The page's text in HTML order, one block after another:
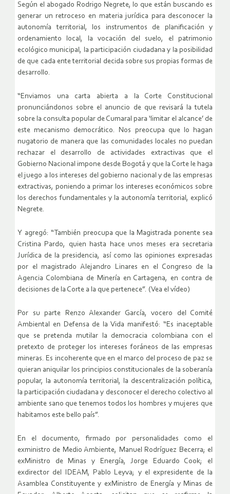
Según el abogado Rodrigo Negrete, lo que están buscando es
generar un retroceso en materia jurídica para desconocer la
autonomía territorial, los instrumentos de planificación y
ordenamiento local, la vocación del suelo, el patrimonio
ecológico municipal, la participación ciudadana y la posibilidad
de que cada ente territorial decida sobre sus propias formas de
desarrollo.
“Enviamos una carta abierta a la Corte Constitucional
pronunciándonos sobre el anuncio de que revisará la tutela
sobre la consulta popular de Cumaral para ‘limitar el alcance’ de
este mecanismo democrático. Nos preocupa que lo hagan
nugatorio de manera que las comunidades locales no puedan
rechazar el desarrollo de actividades extractivas que el
Gobierno Nacional impone desde Bogotá y que la Corte le haga
el juego a los intereses del gobierno nacional y de las empresas
extractivas, poniendo a primar los intereses económicos sobre
los derechos fundamentales y la autonomía territorial, explicó
Negrete.
Y agregó: “También preocupa que la Magistrada ponente sea
Cristina Pardo, quien hasta hace unos meses era secretaria
Jurídica de la presidencia, así como las opiniones expresadas
por el magistrado Alejandro Linares en el Congreso de la
Agencia Colombiana de Minería en Cartagena, en contra de
decisiones de la Corte a la que pertenece”. (Vea el vídeo)
Por su parte Renzo Alexander García, vocero del Comité
Ambiental en Defensa de la Vida manifestó: “Es inaceptable
que se pretenda mutilar la democracia colombiana con el
pretexto de proteger los intereses foráneos de las empresas
mineras. Es incoherente que en el marco del proceso de paz se
quieran aniquilar los principios constitucionales de la soberanía
popular, la autonomía territorial, la descentralización política,
la participación ciudadana y desconocer el derecho colectivo al
ambiente sano que tenemos todos los hombres y mujeres que
habitamos este bello país”.
En el documento, firmado por personalidades como el
exministro de Medio Ambiente, Manuel Rodríguez Becerra; el
exMinistro de Minas y Energía, Jorge Eduardo Cook; el
exdirector del IDEAM, Pablo Leyva; y el expresidente de la
Asamblea Constituyente y exMinistro de Energía y Minas de